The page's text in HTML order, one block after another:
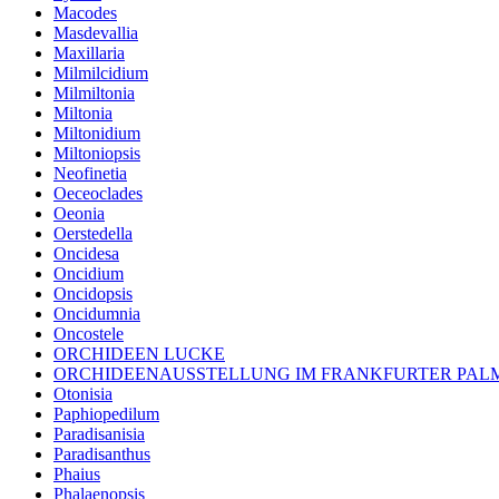
Macodes
Masdevallia
Maxillaria
Milmilcidium
Milmiltonia
Miltonia
Miltonidium
Miltoniopsis
Neofinetia
Oeceoclades
Oeonia
Oerstedella
Oncidesa
Oncidium
Oncidopsis
Oncidumnia
Oncostele
ORCHIDEEN LUCKE
ORCHIDEENAUSSTELLUNG IM FRANKFURTER
Otonisia
Paphiopedilum
Paradisanisia
Paradisanthus
Phaius
Phalaenopsis